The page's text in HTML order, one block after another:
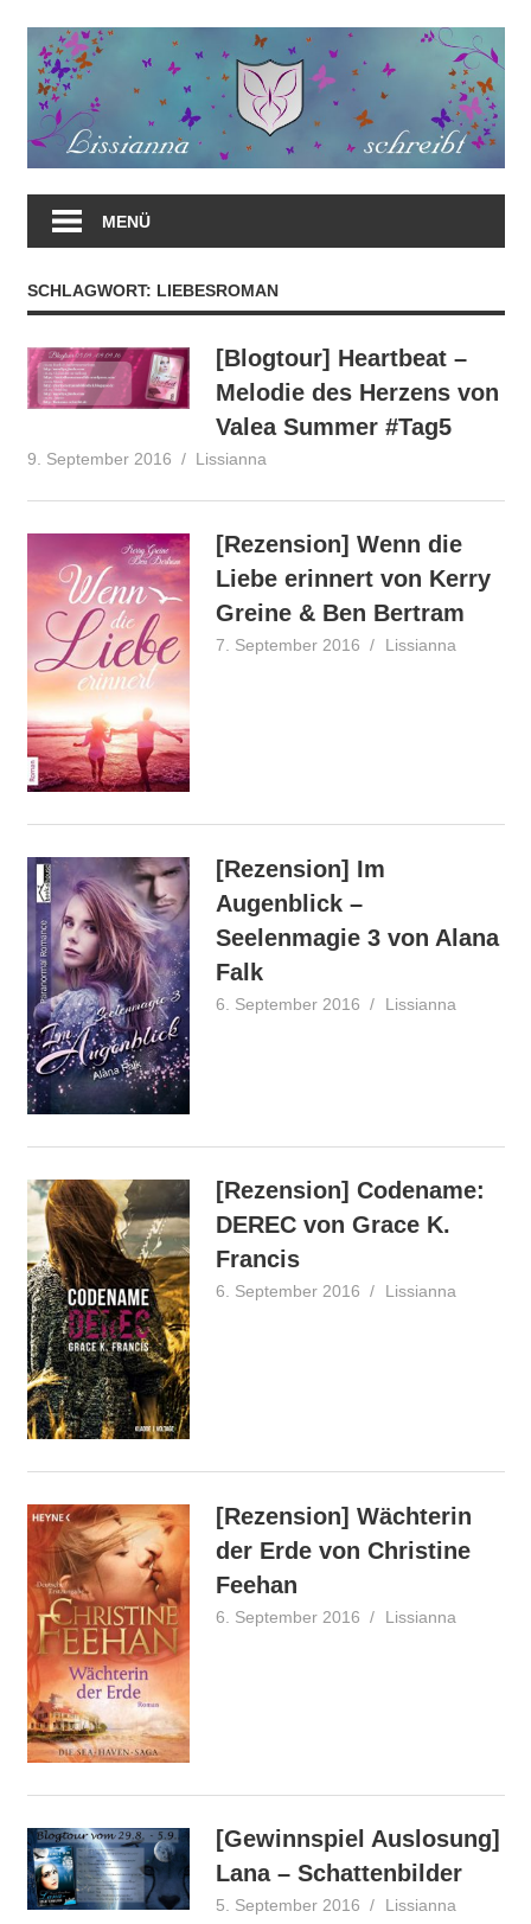
springen
MENÜ
SCHLAGWORT: LIEBESROMAN
[Blogtour] Heartbeat –
Melodie des Herzens von
Valea Summer #Tag5
9. September 2016 Lissianna
[Rezension] Wenn die
Liebe erinnert von Kerry
Greine & Ben Bertram
7. September 2016 Lissianna
[Rezension] Im
Augenblick –
Seelenmagie 3 von Alana
Falk
6. September 2016 Lissianna
[Rezension] Codename:
DEREC von Grace K.
Francis
6. September 2016 Lissianna
[Rezension] Wächterin
der Erde von Christine
Feehan
6. September 2016 Lissianna
[Gewinnspiel Auslosung]
Lana – Schattenbilder
5. September 2016 LissiannaBlogtour